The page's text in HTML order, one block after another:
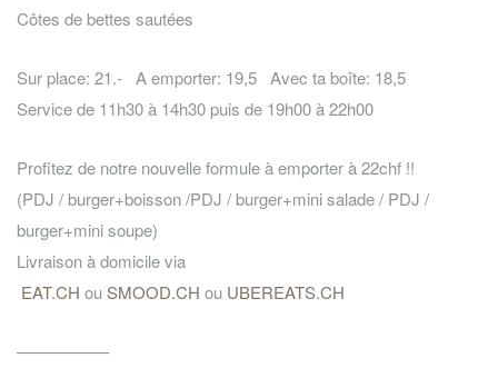
Côtes de bettes sautées
Sur place: 21.- A emporter: 19,5 Avec ta boîte: 18,5
Service de 11h30 à 14h30 puis de 19h00 à 22h00
Profitez de notre nouvelle formule à emporter à 22chf !!
(PDJ / burger+boisson /PDJ / burger+mini salade / PDJ /
burger+mini soupe)
Livraison à domicile via
EAT.CH ouSMOOD.CH ou UBEREATS.CH
—————–